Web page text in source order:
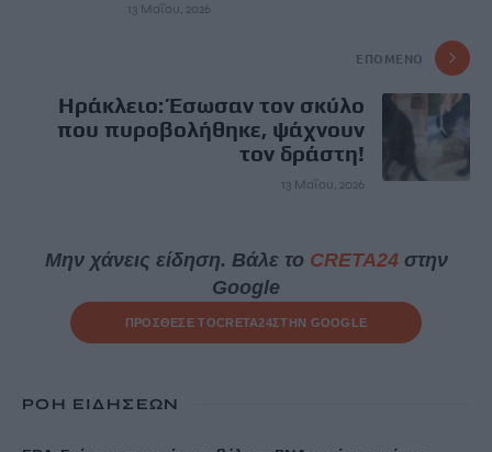
13 Μαΐου, 2026
ΕΠΌΜΕΝΟ
Ηράκλειο: Έσωσαν τον σκύλο
που πυροβολήθηκε, ψάχνουν
τον δράστη!
13 Μαΐου, 2026
Μην χάνεις είδηση. Βάλε το CRETA24στην
Google
ΠΡΟΣΘΕΣΕ ΤΟCRETA24ΣΤΗΝ GOOGLE
ΡΟΗ ΕΙΔΗΣΕΩΝ